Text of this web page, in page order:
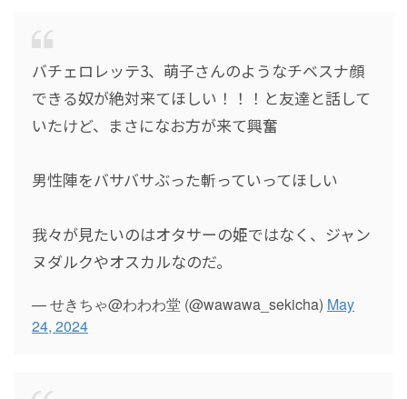
バチェロレッテ3、萌子さんのようなチベスナ顔
できる奴が絶対来てほしい！！！と友達と話して
いたけど、まさになお方が来て興奮
男性陣をバサバサぶった斬っていってほしい
我々が見たいのはオタサーの姫ではなく、ジャン
ヌダルクやオスカルなのだ。
— せきちゃ@わわわ堂 (@wawawa_sekicha) May
24, 2024